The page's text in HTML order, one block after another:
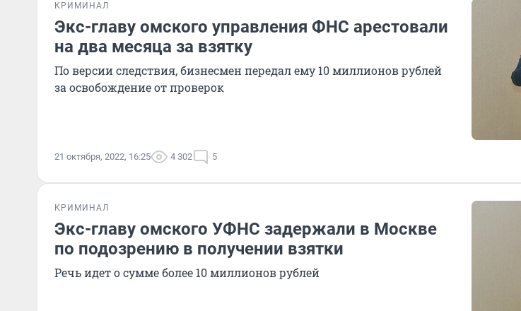
КРИМИНАЛ
Экс-главу омского управления ФНС арестовали
на два месяца за взятку
По версии следствия, бизнесмен передал ему 10 миллионов рублей
за освобождение от проверок
21 октября, 2022, 16:25 4 302 5
КРИМИНАЛ
Экс-главу омского УФНС задержали в Москве
по подозрению в получении взятки
Речь идет о сумме более 10 миллионов рублей